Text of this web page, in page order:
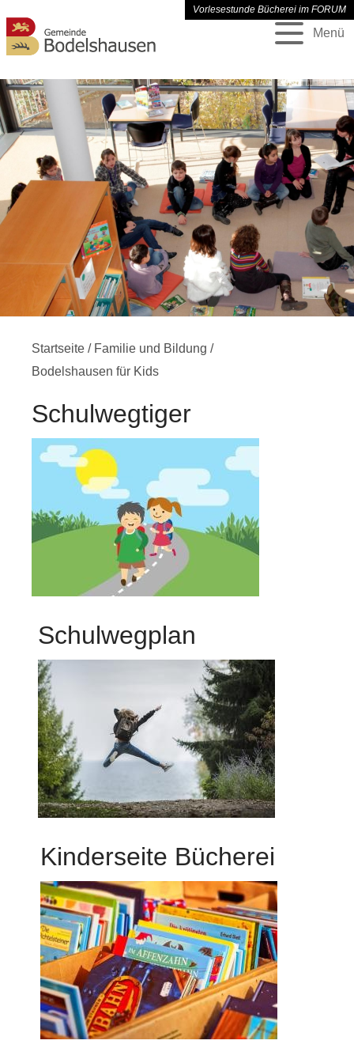
Menü
Vorlesestunde Bücherei im FORUM
Startseite / Familie und Bildung /
Bodelshausen für Kids
Schulwegtiger
Schulwegplan
Kinderseite Bücherei